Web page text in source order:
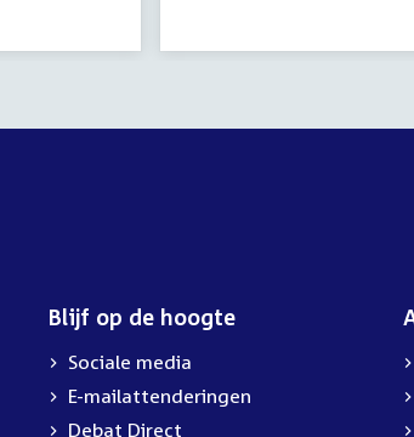
Blijf op de hoogte
Sociale media
E-mailattenderingen
Debat Direct